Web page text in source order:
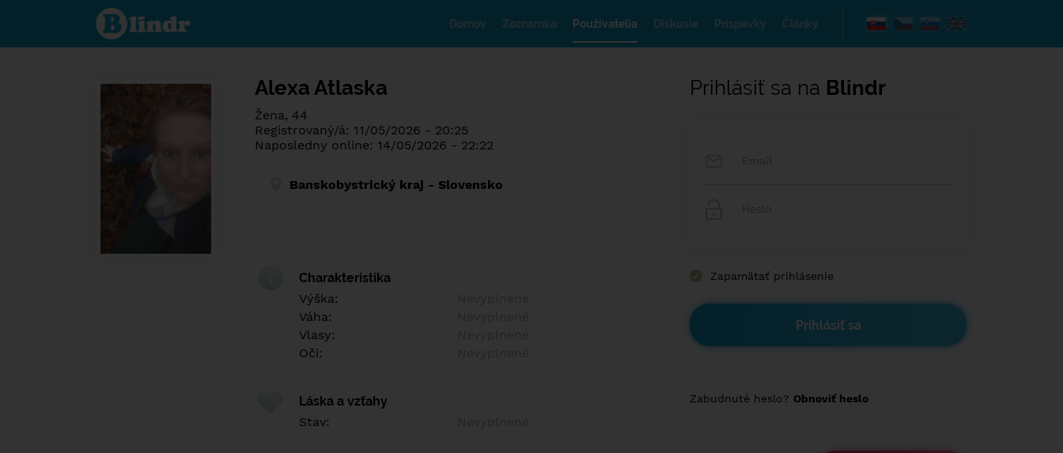
Spoznaj čo je
pod maskou.
Zoznamovacia
Domov Zoznamka Používatelia Diskusie Príspevky Články
Alexa Atlaska
Žena, 44
Registrovaný/á: 11/05/2026 - 20:25
Naposledny online: 14/05/2026 - 22:22
Banskobystrický kraj - Slovensko
Charakteristika
Výška:
Váha:
Vlasy:
Oči:
Láska a vzťahy
Stav:
Prihlásiť sa na Blindr
Zapamätať prihlásenie
Zabudnuté heslo? Obnoviť heslo